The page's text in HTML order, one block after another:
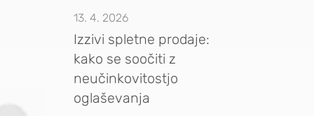
13. 4. 2026
Izzivi spletne prodaje:
kako se soočiti z
neučinkovitostjo
oglaševanja